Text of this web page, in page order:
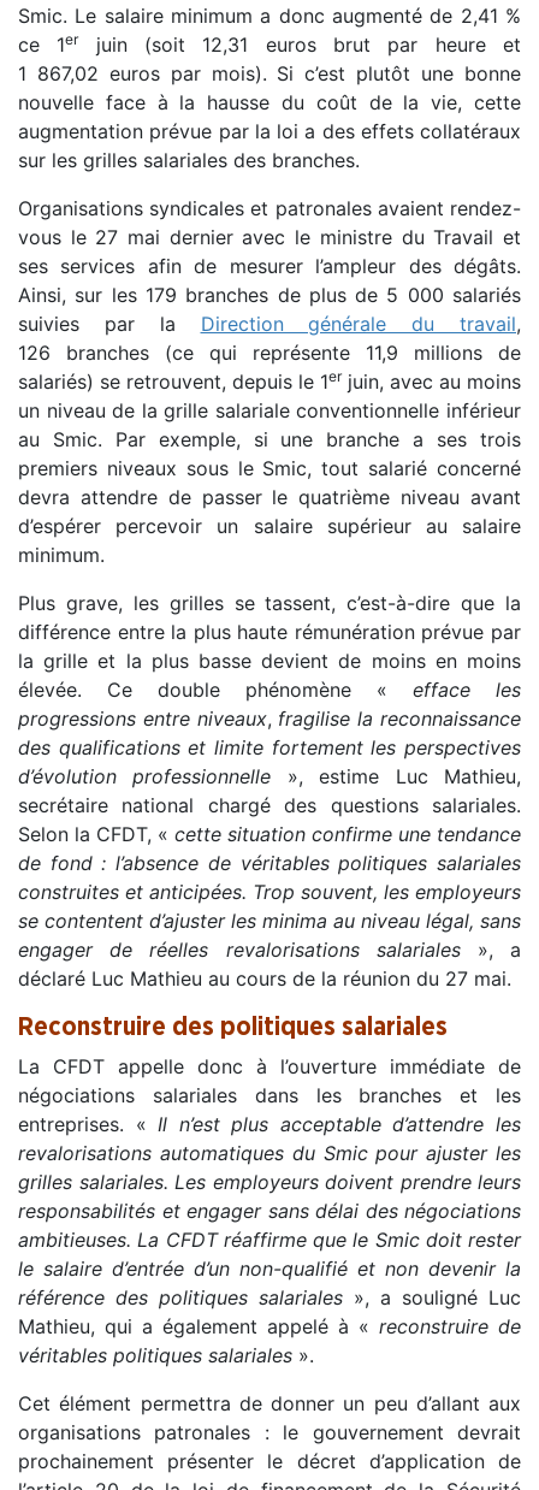
Smic. Le salaire minimum a donc augmenté de 2,41 %
ce 1erjuin (soit 12,31 euros brut par heure et
1 867,02 euros par mois). Si c’est plutôt une bonne
nouvelle face à la hausse du coût de la vie, cette
augmentation prévue par la loi a des effets collatéraux
sur les grilles salariales des branches.
Organisations syndicales et patronales avaient rendez-
vous le 27 mai dernier avec le ministre du Travail et
ses services afin de mesurer l’ampleur des dégâts.
Ainsi, sur les 179 branches de plus de 5 000 salariés
suivies par la Direction générale du travail,
126 branches (ce qui représente 11,9 millions de
salariés) se retrouvent, depuis le 1erjuin, avec au moins
un niveau de la grille salariale conventionnelle inférieur
au Smic. Par exemple, si une branche a ses trois
premiers niveaux sous le Smic, tout salarié concerné
devra attendre de passer le quatrième niveau avant
d’espérer percevoir un salaire supérieur au salaire
minimum.
Plus grave, les grilles se tassent, c’est-à-dire que la
différence entre la plus haute rémunération prévue par
la grille et la plus basse devient de moins en moins
élevée. Ce double phénomène « efface les
progressions entre niveaux, fragilise la reconnaissance
des qualifications et limite fortement les perspectives
d’évolution professionnelle », estime Luc Mathieu,
secrétaire national chargé des questions salariales.
Selon la CFDT, « cette situation confirme une tendance
de fond : l’absence de véritables politiques salariales
construites et anticipées. Trop souvent, les employeurs
se contentent d’ajuster les minima au niveau légal, sans
engager de réelles revalorisations salariales», a
déclaré Luc Mathieu au cours de la réunion du 27 mai.
Reconstruire des politiques salariales
La CFDT appelle donc à l’ouverture immédiate de
négociations salariales dans les branches et les
entreprises. « Il n’est plus acceptable d’attendre les
revalorisations automatiques du Smic pour ajuster les
grilles salariales. Les employeurs doivent prendre leurs
responsabilités et engager sans délai des négociations
ambitieuses. La CFDT réaffirme que le Smic doit rester
le salaire d’entrée d’un non-qualifié et non devenir la
référence des politiques salariales », a souligné Luc
Mathieu, qui a également appelé à « reconstruire de
véritables politiques salariales ».
Cet élément permettra de donner un peu d’allant aux
organisations patronales : le gouvernement devrait
prochainement présenter le décret d’application de